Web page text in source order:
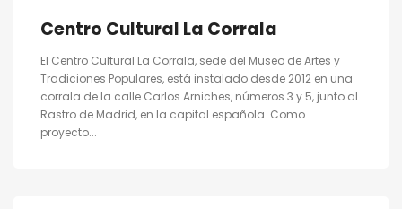
Centro Cultural La Corrala
El Centro Cultural La Corrala, sede del Museo de Artes y
Tradiciones Populares, está instalado desde 2012 en una
corrala de la calle Carlos Arniches, números 3 y 5, junto al
Rastro de Madrid, en la capital española. Como
proyecto...